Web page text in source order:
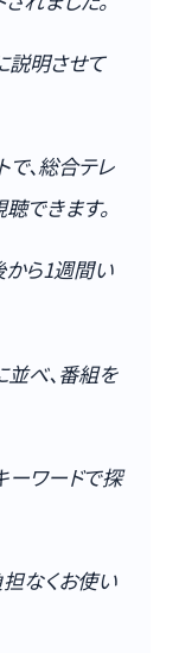
説明させて
で、総合テレ
できます。
ら1週間い
べ、番組を
ーワードで探
なくお使い